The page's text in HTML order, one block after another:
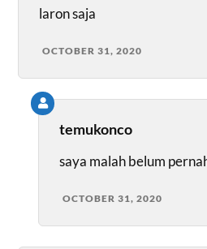
laron saja
OCTOBER 31, 2020
temukonco
saya malah belum
OCTOBER 31, 2020